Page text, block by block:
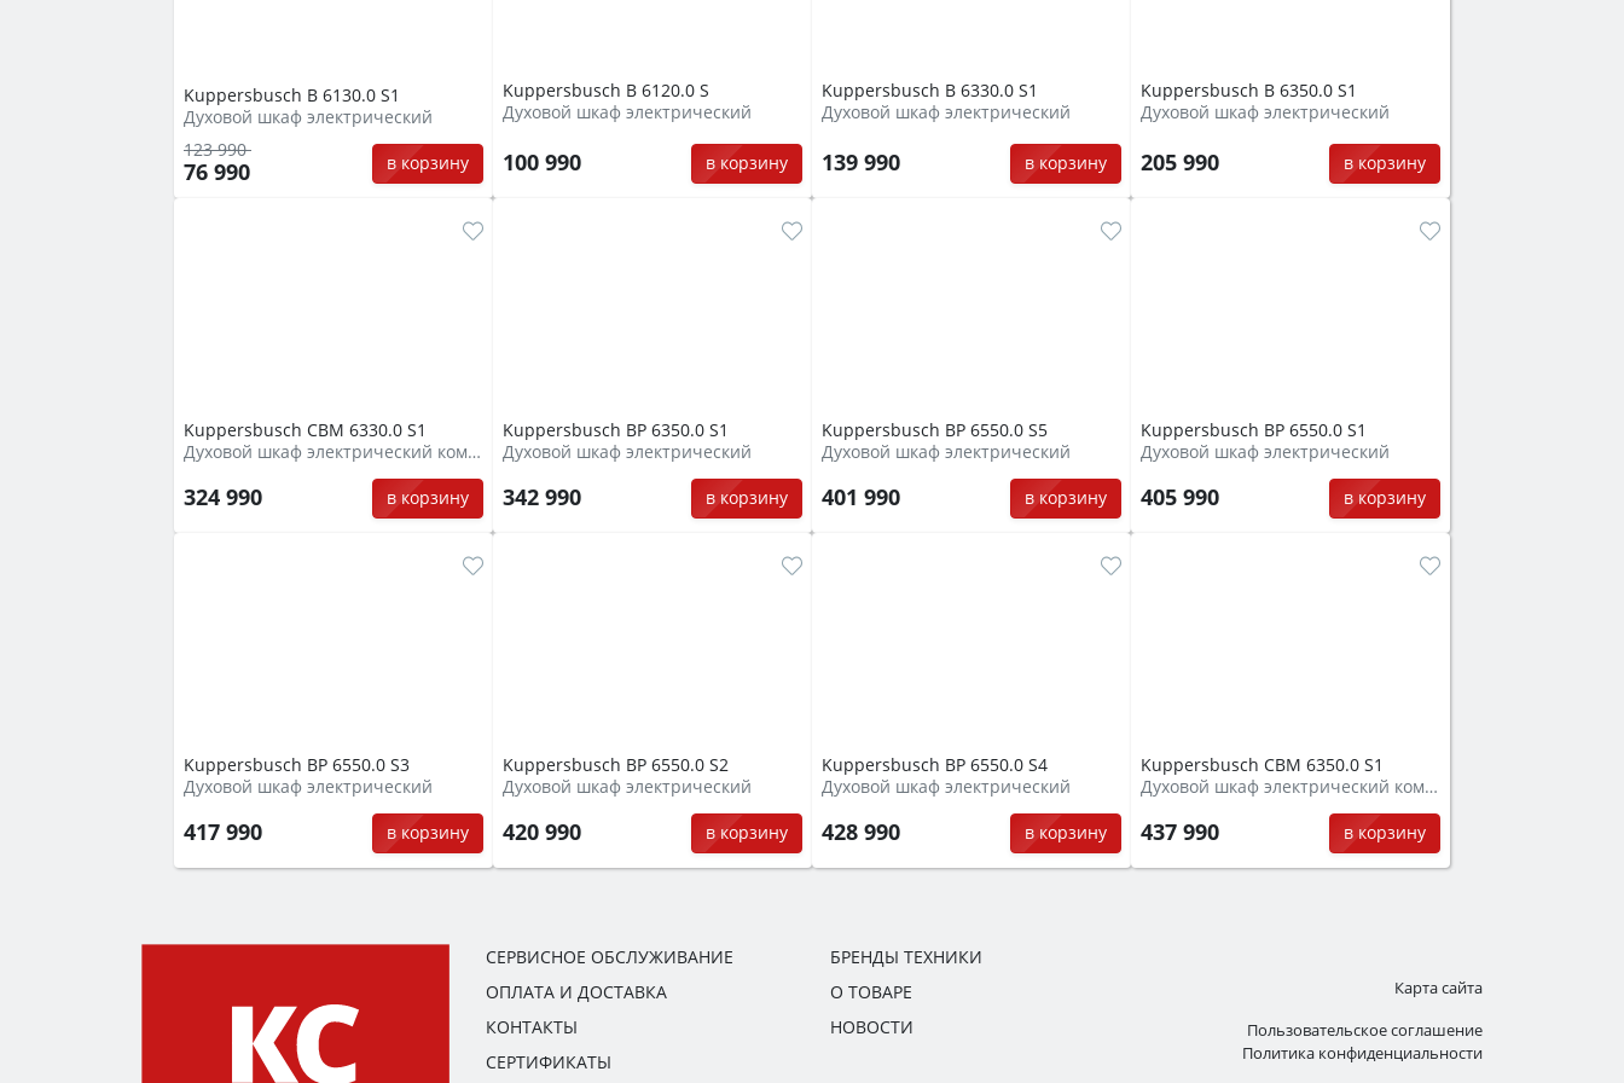
Kuppersbusch B 6130.0 S1
Духовой шкаф электрический
123 990
76 990 в корзину
Kuppersbusch B 6120.0 S
Духовой шкаф электрический
100 990 в корзину
Kuppersbusch B 6330.0 S1
Духовой шкаф электрический
139 990 в корзину
Kuppersbusch B 6350.0 S1
Духовой шкаф электрический
205 990 в корзину
Kuppersbusch CBM 6330.0 S1
Духовой шкаф электрический компактный + СВЧ
324 990 в корзину
Kuppersbusch BP 6350.0 S1
Духовой шкаф электрический
342 990 в корзину
Kuppersbusch BP 6550.0 S5
Духовой шкаф электрический
401 990 в корзину
Kuppersbusch BP 6550.0 S1
Духовой шкаф электрический
405 990 в корзину
Kuppersbusch BP 6550.0 S3
Духовой шкаф электрический
417 990 в корзину
Kuppersbusch BP 6550.0 S2
Духовой шкаф электрический
420 990 в корзину
Kuppersbusch BP 6550.0 S4
Духовой шкаф электрический
428 990 в корзину
Kuppersbusch CBM 6350.0 S1
Духовой шкаф электрический компактный + СВЧ
437 990 в корзину
СЕРВИСНОЕ ОБСЛУЖИВАНИЕ
ОПЛАТА И ДОСТАВКА
КОНТАКТЫ
СЕРТИФИКАТЫ
БРЕНДЫ ТЕХНИКИ
О ТОВАРЕ
НОВОСТИ
Карта сайта
Пользовательское соглашение
Политика конфиденциальности